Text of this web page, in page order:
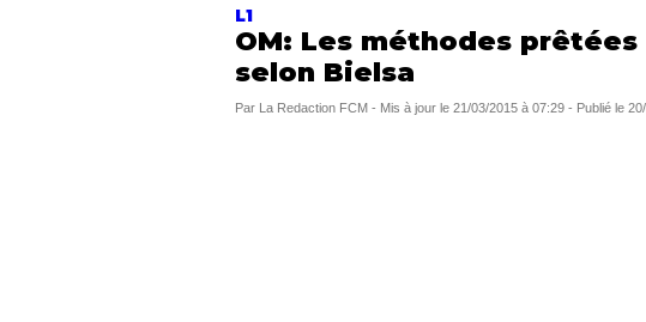
L1
OM: Les méthodes prêtées
selon Bielsa
Par La Redaction FCM - Mis à jour le 21/03/2015 à 07:29 - Publié le